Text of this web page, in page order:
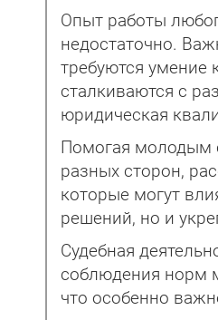
Опыт работы
недостаточно.
требуются умение
сталкиваются с
юридическая
Помогая молодым
разных сторон,
которые могут
решений, но и
Судебная
соблюдения норм
что особенно